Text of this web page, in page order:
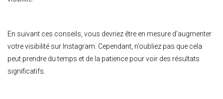
En suivant ces conseils, vous devriez être en mesure d’augmenter
votre visibilité sur Instagram. Cependant, n’oubliez pas que cela
peut prendre du temps et de la patience pour voir des résultats
significatifs.